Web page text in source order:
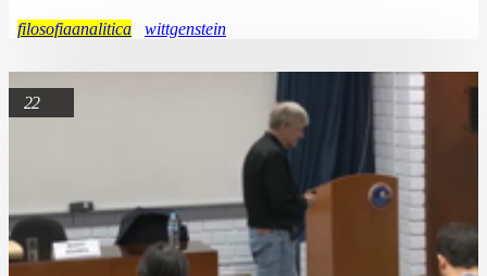
filosofiaanalitica wittgenstein
22